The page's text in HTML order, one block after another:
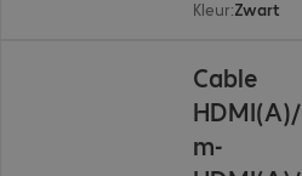
Kleur:Zwart
Cable
HDMI(A)/
m-